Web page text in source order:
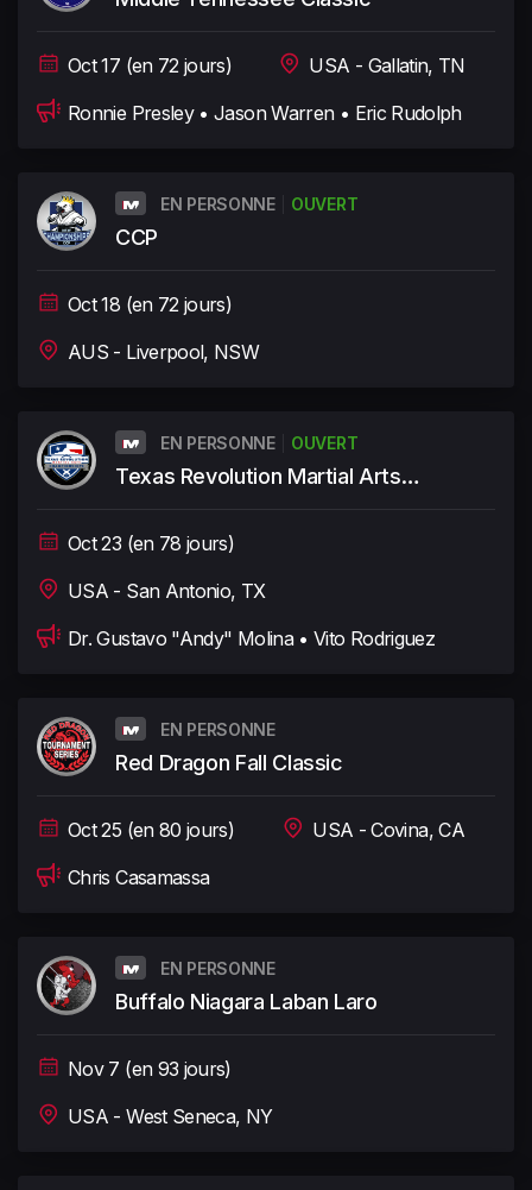
Oct 17 (en 72 jours)
USA - Gallatin, TN
Ronnie Presley • Jason Warren • Eric Rudolph
EN PERSONNE OUVERT
CCP
Oct 18 (en 72 jours)
AUS - Liverpool, NSW
EN PERSONNE OUVERT
Texas Revolution Martial Arts
Oct 23 (en 78 jours)
USA - San Antonio, TX
Dr. Gustavo "Andy" Molina • Vito Rodriguez
EN PERSONNE
Red Dragon Fall Classic
Oct 25 (en 80 jours)
USA - Covina, CA
Chris Casamassa
EN PERSONNE
Buffalo Niagara Laban Laro
Nov 7 (en 93 jours)
USA - West Seneca, NY